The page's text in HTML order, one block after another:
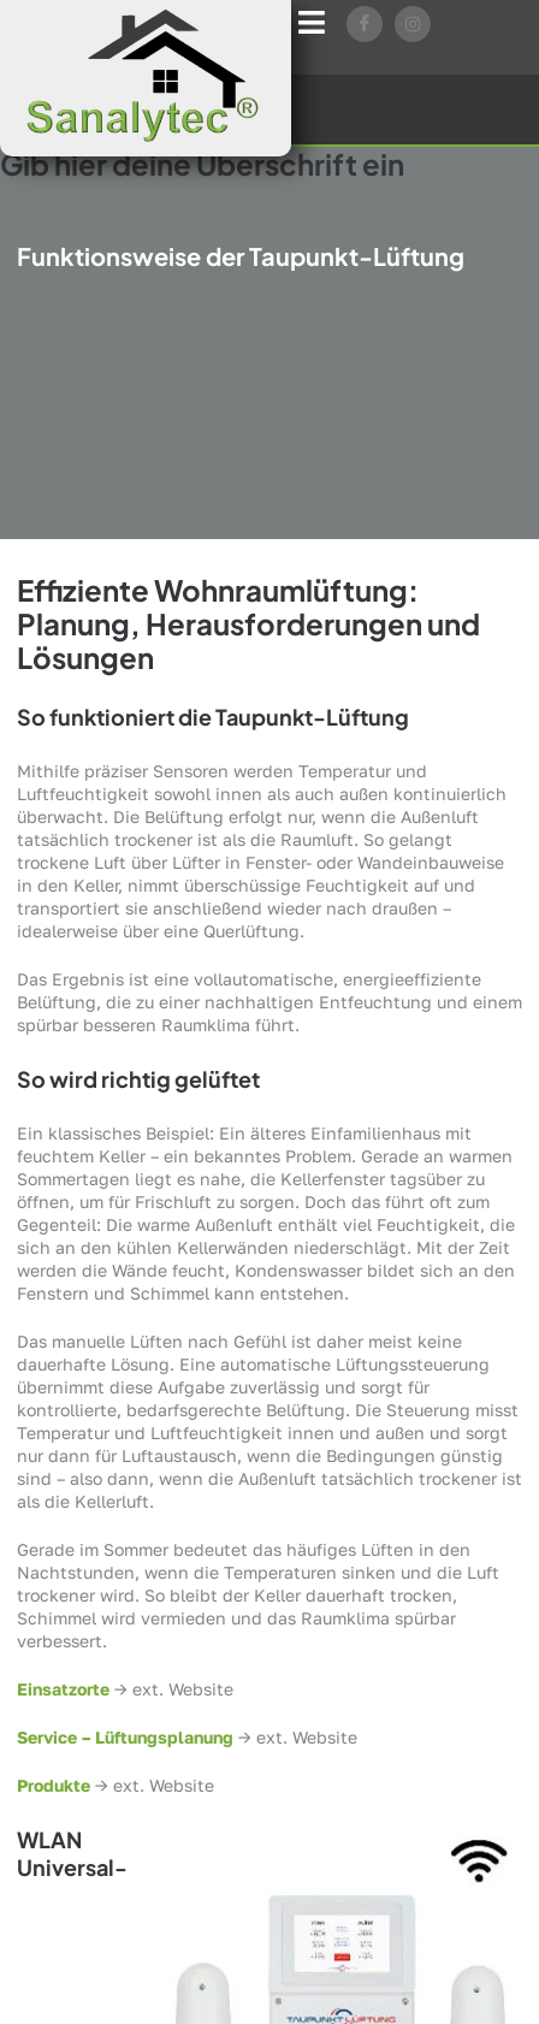
Gib hier deine Überschrift ein
Funktionsweise der Taupunkt-Lüftung
Effiziente Wohnraumlüftung:
Planung, Herausforderungen und
Lösungen
So funktioniert die Taupunkt-Lüftung
Mithilfe präziser Sensoren werden Temperatur und
Luftfeuchtigkeit sowohl innen als auch außen kontinuierlich
überwacht. Die Belüftung erfolgt nur, wenn die Außenluft
tatsächlich trockener ist als die Raumluft. So gelangt
trockene Luft über Lüfter in Fenster- oder Wandeinbauweise
in den Keller, nimmt überschüssige Feuchtigkeit auf und
transportiert sie anschließend wieder nach draußen –
idealerweise über eine Querlüftung.
Das Ergebnis ist eine vollautomatische, energieeffiziente
Belüftung, die zu einer nachhaltigen Entfeuchtung und einem
spürbar besseren Raumklima führt.
So wird richtig gelüftet
Ein klassisches Beispiel: Ein älteres Einfamilienhaus mit
feuchtem Keller – ein bekanntes Problem. Gerade an warmen
Sommertagen liegt es nahe, die Kellerfenster tagsüber zu
öffnen, um für Frischluft zu sorgen. Doch das führt oft zum
Gegenteil: Die warme Außenluft enthält viel Feuchtigkeit, die
sich an den kühlen Kellerwänden niederschlägt. Mit der Zeit
werden die Wände feucht, Kondenswasser bildet sich an den
Fenstern und Schimmel kann entstehen.
Das manuelle Lüften nach Gefühl ist daher meist keine
dauerhafte Lösung. Eine automatische Lüftungssteuerung
übernimmt diese Aufgabe zuverlässig und sorgt für
kontrollierte, bedarfsgerechte Belüftung. Die Steuerung misst
Temperatur und Luftfeuchtigkeit innen und außen und sorgt
nur dann für Luftaustausch, wenn die Bedingungen günstig
sind – also dann, wenn die Außenluft tatsächlich trockener ist
als die Kellerluft.
Gerade im Sommer bedeutet das häufiges Lüften in den
Nachtstunden, wenn die Temperaturen sinken und die Luft
trockener wird. So bleibt der Keller dauerhaft trocken,
Schimmel wird vermieden und das Raumklima spürbar
verbessert.
Einsatzorte -> ext. Website
Service – Lüftungsplanung -> ext. Website
Produkte -> ext. Website
WLAN
Universal-